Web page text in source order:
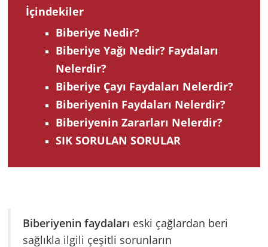
İçindekiler
Biberiye Nedir?
Biberiye Yağı Nedir? Faydaları
Nelerdir?
Biberiye Çayı Faydaları Nelerdir?
Biberiyenin Faydaları Nelerdir?
Biberiyenin Zararları Nelerdir?
SIK SORULAN SORULAR
Biberiyenin faydaları eski çağlardan beri
sağlıkla ilgili çeşitli sorunların